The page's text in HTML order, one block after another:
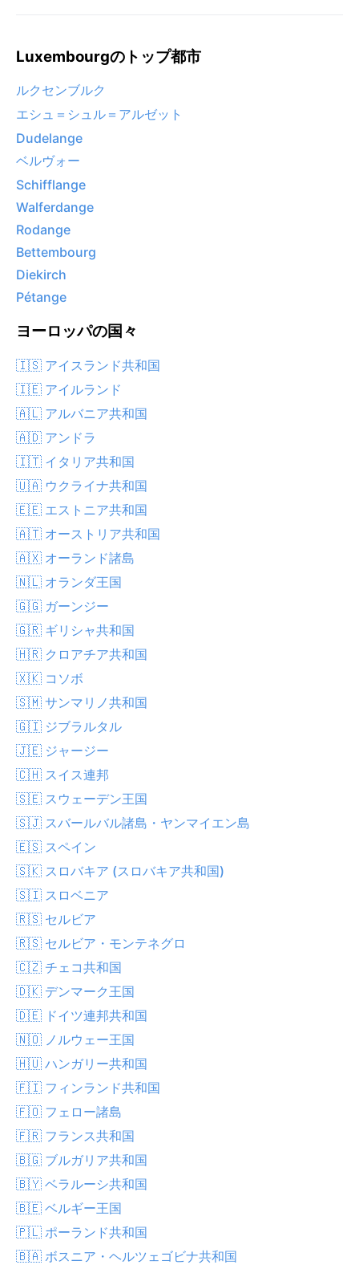
Luxembourgのトップ都市
ルクセンブルク
エシュ＝シュル＝アルゼット
Dudelange
ベルヴォー
Schifflange
Walferdange
Rodange
Bettembourg
Diekirch
Pétange
ヨーロッパの国々
🇮🇸 アイスランド共和国
🇮🇪 アイルランド
🇦🇱 アルバニア共和国
🇦🇩 アンドラ
🇮🇹 イタリア共和国
🇺🇦 ウクライナ共和国
🇪🇪 エストニア共和国
🇦🇹 オーストリア共和国
🇦🇽 オーランド諸島
🇳🇱 オランダ王国
🇬🇬 ガーンジー
🇬🇷 ギリシャ共和国
🇭🇷 クロアチア共和国
🇽🇰 コソボ
🇸🇲 サンマリノ共和国
🇬🇮 ジブラルタル
🇯🇪 ジャージー
🇨🇭 スイス連邦
🇸🇪 スウェーデン王国
🇸🇯 スバールバル諸島・ヤンマイエン島
🇪🇸 スペイン
🇸🇰 スロバキア (スロバキア共和国)
🇸🇮 スロベニア
🇷🇸 セルビア
🇷🇸 セルビア・モンテネグロ
🇨🇿 チェコ共和国
🇩🇰 デンマーク王国
🇩🇪 ドイツ連邦共和国
🇳🇴 ノルウェー王国
🇭🇺 ハンガリー共和国
🇫🇮 フィンランド共和国
🇫🇴 フェロー諸島
🇫🇷 フランス共和国
🇧🇬 ブルガリア共和国
🇧🇾 ベラルーシ共和国
🇧🇪 ベルギー王国
🇵🇱 ポーランド共和国
🇧🇦 ボスニア・ヘルツェゴビナ共和国